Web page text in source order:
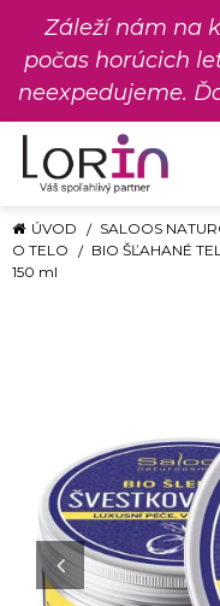
Záleží nám na
počas horúcich
neexpedujeme.
ÚVOD SALOOS
O TELO
BIO ŠĽAHANÉ
150 ml